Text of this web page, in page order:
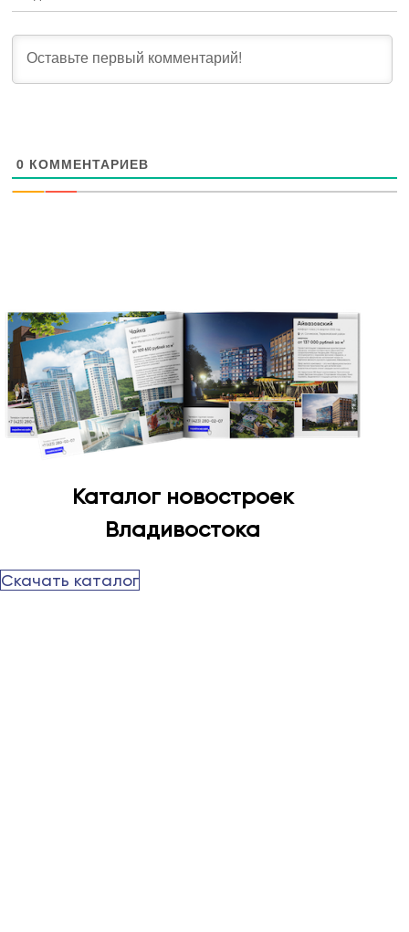
0 КОММЕНТАРИЕВ
Каталог новостроек
Владивостока
Скачать каталог